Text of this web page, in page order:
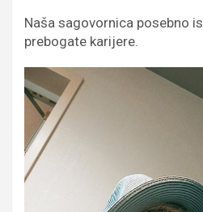
Naša sagovornica posebno
prebogate karijere.